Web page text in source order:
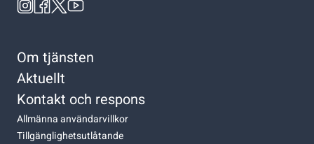
Om tjänsten
Aktuellt
Kontakt och respons
Allmänna användarvillkor
Tillgänglighetsutlåtande